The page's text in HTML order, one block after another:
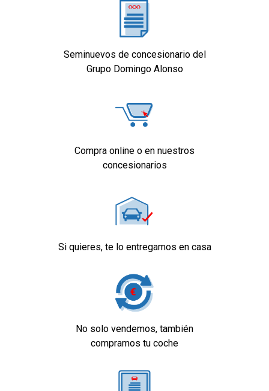
Seminuevos de concesionario del
Grupo Domingo Alonso
Compra online o en nuestros
concesionarios
Si quieres, te lo entregamos en casa
No solo vendemos, también
compramos tu coche